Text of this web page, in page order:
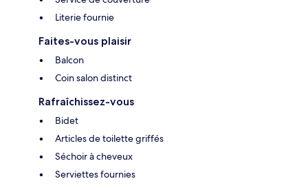
Literie fournie
Faites-vous plaisir
Balcon
Coin salon distinct
Rafraîchissez-vous
Bidet
Articles de toilette griffés
Séchoir à cheveux
Serviettes fournies